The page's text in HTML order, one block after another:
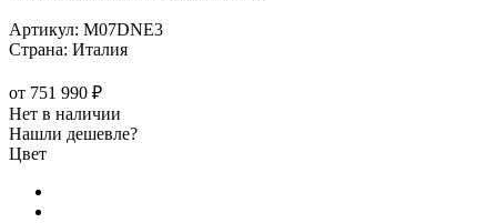
Артикул: M07DNE3
Страна: Италия
от 751 990 ₽
Нет в наличии
Нашли дешевле?
Цвет